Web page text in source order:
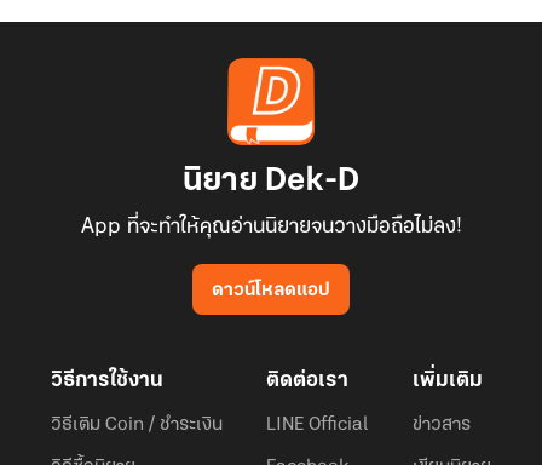
นิยาย Dek-D
App ที่จะทำให้คุณอ่านนิยายจนวางมือถือไม่ลง!
ดาวน์โหลดแอป
วิธีการใช้งาน
วิธีเติม Coin / ชำระเงิน
ติดต่อเรา
LINE Official
เพิ่มเติม
ข่าวสาร